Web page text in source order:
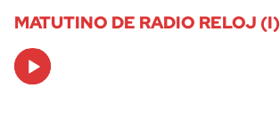
MATUTINO DE RADIO RELOJ (I)
Audio
Player